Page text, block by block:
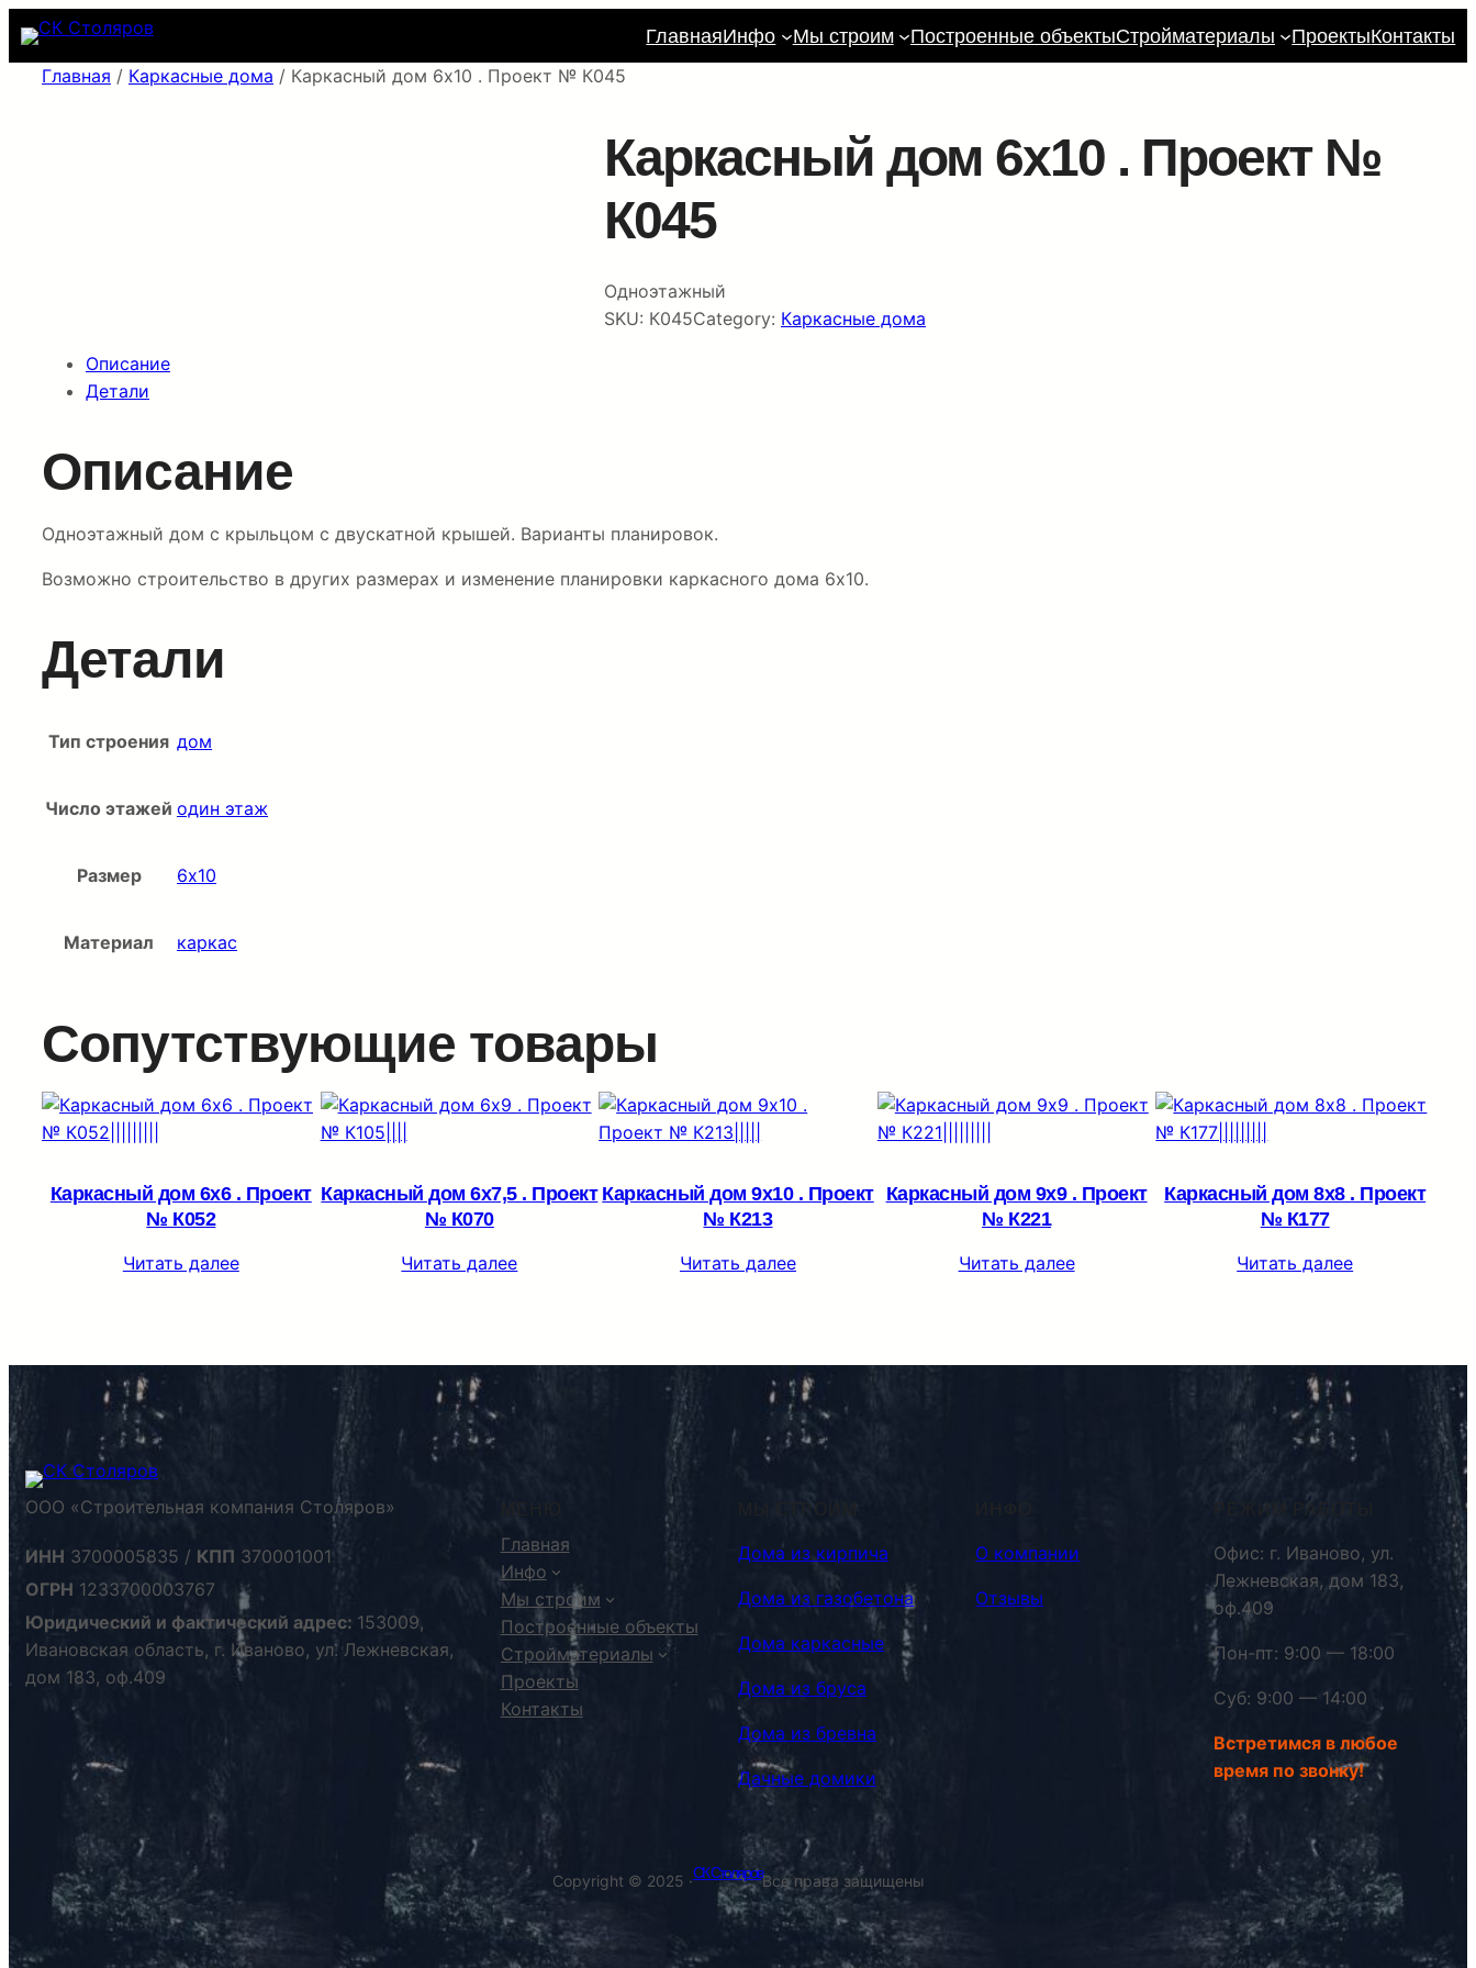
Перейти
содержимому
ГлавнаяИнфо Мы строим Построенные объектыСтройматериалы ПроектыКонтакты
Главная / Каркасные дома / Каркасный дом 6х10 . Проект № К045
Каркасный дом 6х10 . Проект №
К045
Одноэтажный
SKU: К045Category: Каркасные дома
Описание
Детали
Описание
Одноэтажный дом с крыльцом с двускатной крышей. Варианты планировок.
Возможно строительство в других размерах и изменение планировки каркасного дома 6х10.
Детали
Тип строения дом
Число этажей один этаж
Размер 6х10
Материал каркас
Сопутствующие товары
Каркасный дом 6х6 . Проект
№ К052
Читать далее
Каркасный дом 6х7,5 . Проект
№ К070
Читать далее
Каркасный дом 9х10 . Проект
№ К213
Читать далее
Каркасный дом 9х9 . Проект
№ К221
Читать далее
Каркасный дом 8х8 . Проект
№ К177
Читать далее
ООО «Строительная компания Столяров»
ИНН 3700005835 / КПП 370001001
ОГРН 1233700003767
Юридический и фактический адрес: 153009,
Ивановская область, г. Иваново, ул. Лежневская,
дом 183, оф.409
Главная
Инфо
Мы строим
Построенные объекты
Стройматериалы
Проекты
Контакты
МЫ СТРОИМ
Дома из кирпича
Дома из газобетона
Дома каркасные
Дома из бруса
Дома из бревна
Дачные домики
О компании
Отзывы
РЕЖИМ РАБОТЫ
Офис: г. Иваново, ул.
Лежневская, дом 183,
оф.409
Пон-пт: 9:00 — 18:00
Суб: 9:00 — 14:00
Встретимся в любое
время по звонку!
Copyright © 2025 ·СК СтоляровВсе права защищены